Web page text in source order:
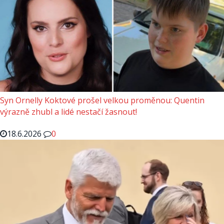
Syn Ornelly Koktové prošel velkou proměnou: Quentin
výrazně zhubl a lidé nestačí žasnout!
18.6.2026
0